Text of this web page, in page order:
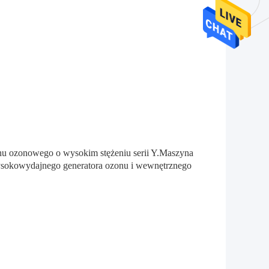
ozonowego o wysokim stężeniu serii Y.Maszyna
generatora ozonu i wewnętrznego